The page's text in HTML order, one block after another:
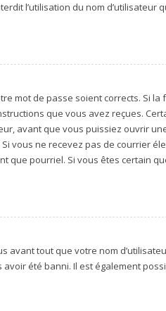
l’utilisation du nom
mot de passe soient corrects. Si
que vous avez reçues.
avant que vous puissiez ouvrir
vous ne recevez pas de courrier
que pourriel. Si vous êtes certain
tout que votre nom
été banni. Il est également